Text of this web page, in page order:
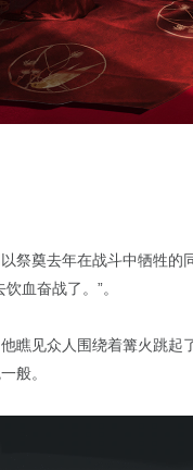
祭奠去年在战斗中牺牲的
血奋战了。”。
瞧见众人围绕着篝火跳起
般。